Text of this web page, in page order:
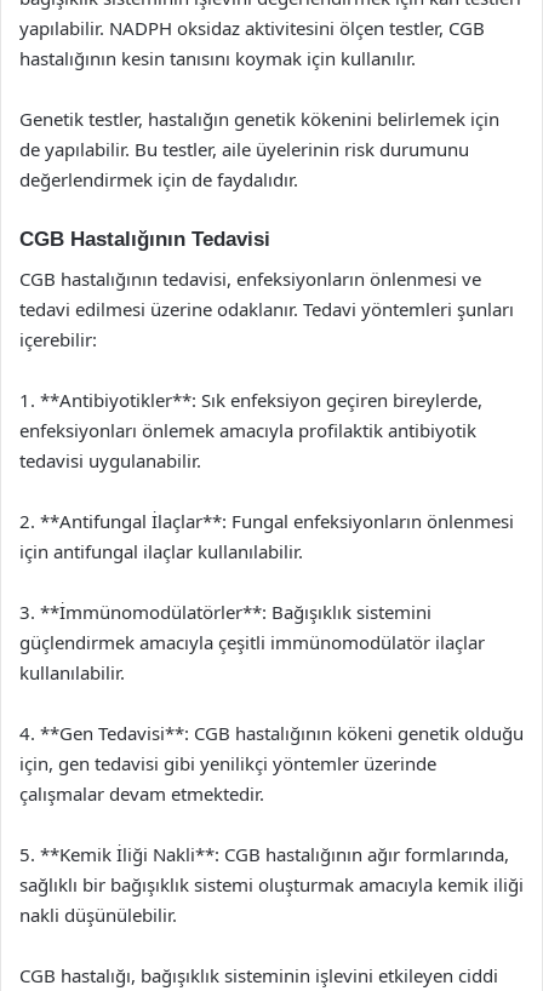
yapılabilir. NADPH oksidaz aktivitesini ölçen testler, CGB
hastalığının kesin tanısını koymak için kullanılır.
Genetik testler, hastalığın genetik kökenini belirlemek için
de yapılabilir. Bu testler, aile üyelerinin risk durumunu
değerlendirmek için de faydalıdır.
CGB Hastalığının Tedavisi
CGB hastalığının tedavisi, enfeksiyonların önlenmesi ve
tedavi edilmesi üzerine odaklanır. Tedavi yöntemleri şunları
içerebilir:
1. **Antibiyotikler**: Sık enfeksiyon geçiren bireylerde,
enfeksiyonları önlemek amacıyla profilaktik antibiyotik
tedavisi uygulanabilir.
2. **Antifungal İlaçlar**: Fungal enfeksiyonların önlenmesi
için antifungal ilaçlar kullanılabilir.
3. **İmmünomodülatörler**: Bağışıklık sistemini
güçlendirmek amacıyla çeşitli immünomodülatör ilaçlar
kullanılabilir.
4. **Gen Tedavisi**: CGB hastalığının kökeni genetik olduğu
için, gen tedavisi gibi yenilikçi yöntemler üzerinde
çalışmalar devam etmektedir.
5. **Kemik İliği Nakli**: CGB hastalığının ağır formlarında,
sağlıklı bir bağışıklık sistemi oluşturmak amacıyla kemik iliği
nakli düşünülebilir.
CGB hastalığı, bağışıklık sisteminin işlevini etkileyen ciddi